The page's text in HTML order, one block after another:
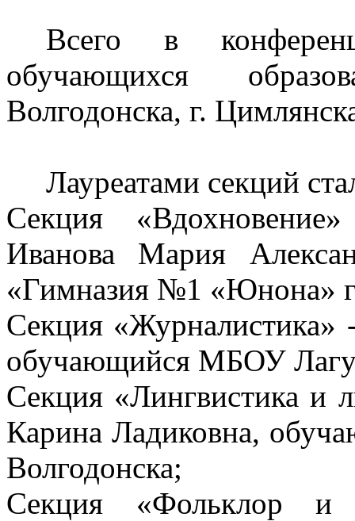
Всего в
обучающихся
Волгодонска, г.
Лауреатами секций
Секция
Иванова Мария
«Гимназия №1 «Юнона»
Секция
обучающийся МБОУ
Секция «Лингвистика и
Карина Ладиковна,
Волгодонска;
Секция «Фольклор и